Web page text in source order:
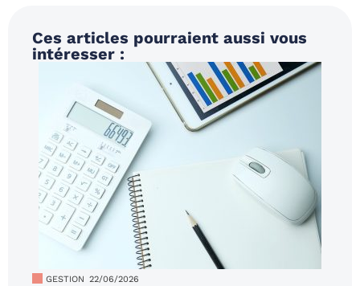
Ces articles pourraient aussi vous
intéresser :
GESTION 22/06/2026